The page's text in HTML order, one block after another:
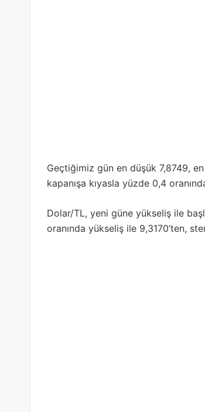
Geçtiğimiz gün en düşük 7,8749,
kapanışa kıyasla yüzde 0,4
Dolar/TL, yeni güne yükseliş ile
oranında yükseliş ile 9,3170’ten,